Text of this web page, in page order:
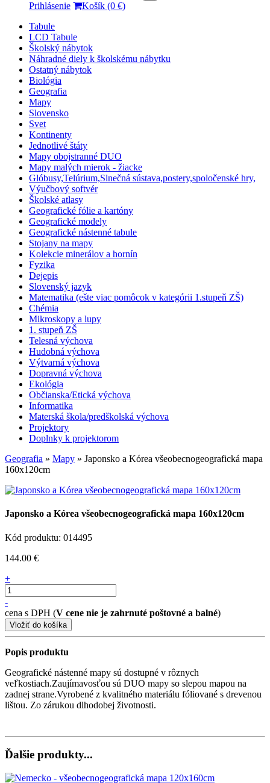
Prihlásenie
Košík (0 €)
Tabule
LCD Tabule
Školský nábytok
Náhradné diely k školskému nábytku
Ostatný nábytok
Biológia
Geografia
Mapy
Slovensko
Svet
Kontinenty
Jednotlivé štáty
Mapy obojstranné DUO
Mapy malých mierok - žiacke
Glóbusy,Telúrium,Slnečná sústava,postery,spoločenské hry,
Výučbový softvér
Školské atlasy
Geografické fólie a kartóny
Geografické modely
Geografické nástenné tabule
Stojany na mapy
Kolekcie minerálov a hornín
Fyzika
Dejepis
Slovenský jazyk
Matematika (ešte viac pomôcok v kategórii 1.stupeň ZŠ)
Chémia
Mikroskopy a lupy
1. stupeň ZŠ
Telesná výchova
Hudobná výchova
Výtvarná výchova
Dopravná výchova
Ekológia
Občianska/Etická výchova
Informatika
Materská škola/predškolská výchova
Projektory
Doplnky k projektorom
Geografia » Mapy » Japonsko a Kórea všeobecnogeografická mapa
160x120cm
Japonsko a Kórea všeobecnogeografická mapa 160x120cm
Kód produktu: 014495
144.00 €
+
-
cena s DPH (V cene nie je zahrnuté poštovné a balné)
Popis produktu
Geografické nástenné mapy sú dostupné v rôznych
veľkostiach.Zaujímavosťou sú DUO mapy so slepou mapou na
zadnej strane.Vyrobené z kvalitného materiálu fóliované s drevenou
lištou. Zo zárukou dlhodobej životnosti.
Ďalšie produkty...